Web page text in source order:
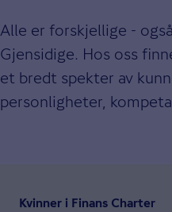
Alle er forskjellige -
Gjensidige. Hos oss
et bredt spekter av
personligheter,
Kvinner i Finans Charter